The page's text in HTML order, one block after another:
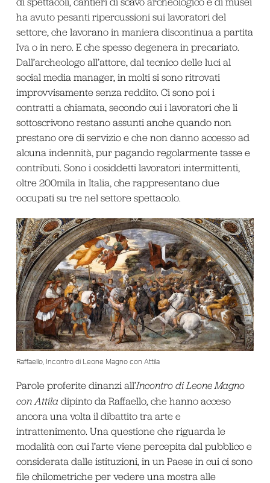
ha avuto pesanti ripercussioni sui lavoratori del
settore, che lavorano in maniera discontinua a partita
Iva o in nero. E che spesso degenera in precariato.
Dall’archeologo all’attore, dal tecnico delle luci al
social media manager, in molti si sono ritrovati
improvvisamente senza reddito. Ci sono poi i
contratti a chiamata, secondo cui i lavoratori che li
sottoscrivono restano assunti anche quando non
prestano ore di servizio e che non danno accesso ad
alcuna indennità, pur pagando regolarmente tasse e
contributi. Sono i cosiddetti lavoratori intermittenti,
oltre 200mila in Italia, che rappresentano due
occupati su tre nel settore spettacolo.
Raffaello, Incontro di Leone Magno con Attila
Parole proferite dinanzi all’Incontro di Leone Magno
con Attila dipinto da Raffaello, che hanno acceso
ancora una volta il dibattito tra arte e
intrattenimento. Una questione che riguarda le
modalità con cui l’arte viene percepita dal pubblico e
considerata dalle istituzioni, in un Paese in cui ci sono
file chilometriche per vedere una mostra alle